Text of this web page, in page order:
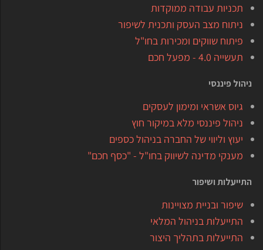
תכניות עבודה ממוקדות
ניתוח מצב העסק ותכנית לשיפור
פיתוח שווקים ומכירות בחו"ל
תעשייה 4.0 - מפעל חכם
ניהול פיננסי
גיוס אשראי ומימון לעסקים
ניהול פיננסי מלא במיקור חוץ
יעוץ וליווי של החברה בניהול כספים
מענקי מדינה לשיווק בחו"ל - "כסף חכם"
התייעלות ושיפור
שיפור ובניית מצויינות
התייעלות בניהול המלאי
התייעלות בתהליך היצור